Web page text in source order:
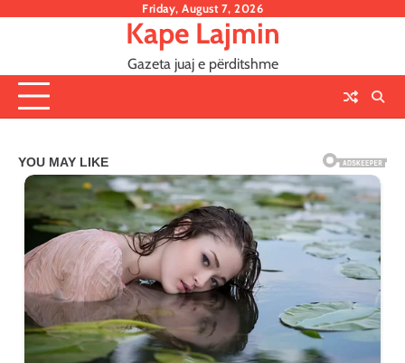
Friday, August 7, 2026
Kape Lajmin
Gazeta juaj e përditshme